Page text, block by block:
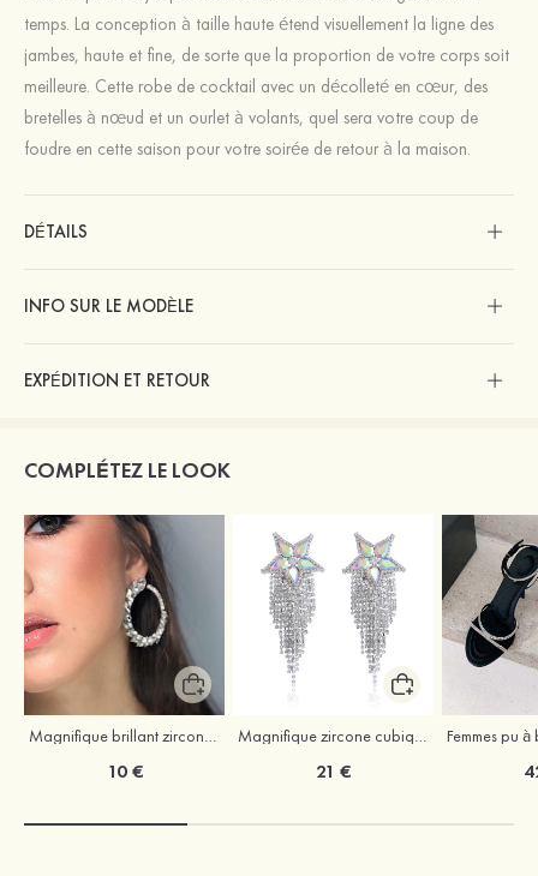
temps. La conception à taille haute étend visuellement la ligne des
jambes, haute et fine, de sorte que la proportion de votre corps soit
meilleure. Cette robe de cocktail avec un décolleté en cœur, des
bretelles à nœud et un ourlet à volants, quel sera votre coup de
foudre en cette saison pour votre soirée de retour à la maison.
DÉTAILS
INFO SUR LE MODÈLE
EXPÉDITION ET RETOUR
COMPLÉTEZ LE LOOK
Magnifique brillant zircone cubique strass boucles d'oreilles
10 €
Magnifique zircone cubique strass boucles d'oreilles
21 €